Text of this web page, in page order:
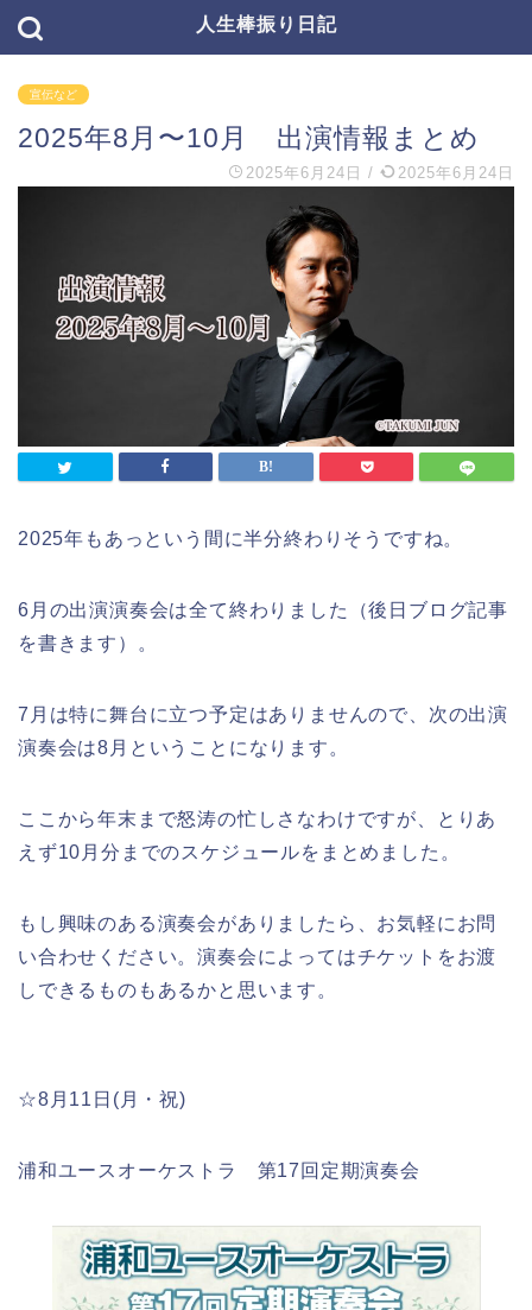
人生棒振り日記
宣伝など
2025年8月〜10月 出演情報まとめ
2025年6月24日 / 2025年6月24日
2025年もあっという間に半分終わりそうですね。
6月の出演演奏会は全て終わりました（後日ブログ記事
を書きます）。
7月は特に舞台に立つ予定はありませんので、次の出演
演奏会は8月ということになります。
ここから年末まで怒涛の忙しさなわけですが、とりあ
えず10月分までのスケジュールをまとめました。
もし興味のある演奏会がありましたら、お気軽にお問
い合わせください。演奏会によってはチケットをお渡
しできるものもあるかと思います。
☆8月11日(月・祝)
浦和ユースオーケストラ 第17回定期演奏会